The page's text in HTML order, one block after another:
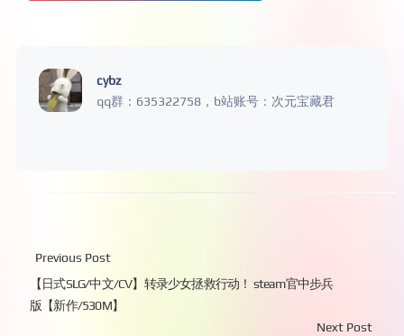
cybz
qq群：635322758，b站账号：次元宝藏君
Previous Post
【日式SLG/中文/CV】转录少女拯救行动！ steam官中步兵
版【新作/530M】
Next Post